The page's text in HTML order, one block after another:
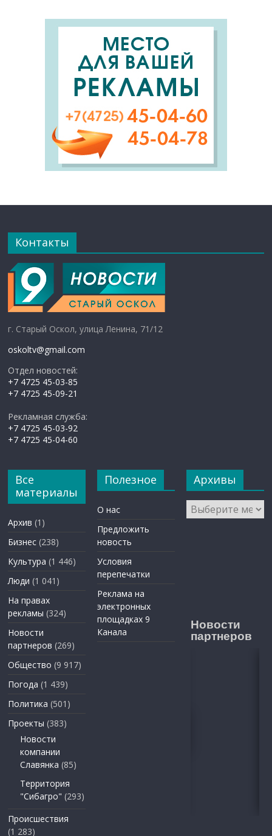
Контакты
г. Старый Оскол, улица Ленина, 71/12
oskoltv@gmail.com
Отдел новостей:
+7 4725 45-03-85
+7 4725 45-09-21
Рекламная служба:
+7 4725 45-03-92
+7 4725 45-04-60
Все
материалы
Архив (1)
Бизнес (238)
Культура (1 446)
Люди (1 041)
На правах
рекламы (324)
Новости
партнеров (269)
Общество (9 917)
Погода (1 439)
Политика (501)
Проекты (383)
Новости
компании
Славянка (85)
Территория
"Сибагро" (293)
Происшествия
(1 283)
Полезное
О нас
Предложить
новость
Условия
перепечатки
Реклама на
электронных
площадках 9
Канала
Архивы
Архивы
Новости
партнеров